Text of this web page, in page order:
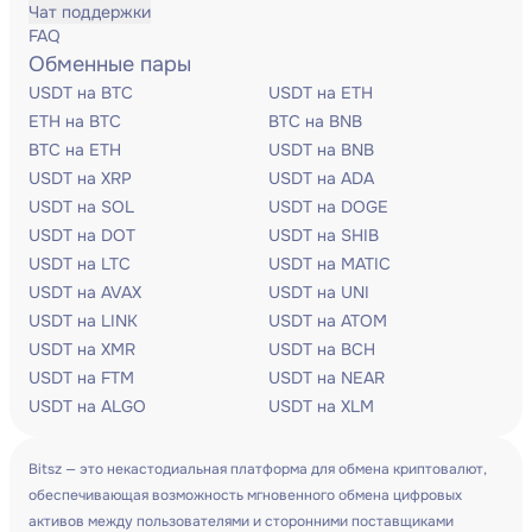
Чат поддержки
FAQ
Обменные пары
USDT на BTC
USDT на ETH
ETH на BTC
BTC на BNB
BTC на ETH
USDT на BNB
USDT на XRP
USDT на ADA
USDT на SOL
USDT на DOGE
USDT на DOT
USDT на SHIB
USDT на LTC
USDT на MATIC
USDT на AVAX
USDT на UNI
USDT на LINK
USDT на ATOM
USDT на XMR
USDT на BCH
USDT на FTM
USDT на NEAR
USDT на ALGO
USDT на XLM
Bitsz — это некастодиальная платформа для обмена криптовалют,
обеспечивающая возможность мгновенного обмена цифровых
активов между пользователями и сторонними поставщиками